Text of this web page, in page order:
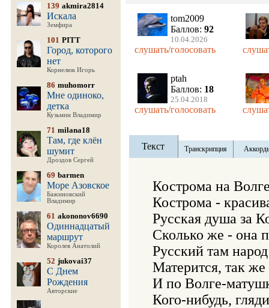
139 akmira2814
Искала
Земфира
101 PITT
Город, которого
нет
Корнелюк Игорь
86 muhomorr
Мне одиноко,
детка
Кузьмин Владимир
71 milana18
Там, где клён
шумит
Дроздов Сергей
69 barmen
Море Азовское
Бажиновский
Владимир
61 akononov6690
Одиннадцатый
маршрут
Королев Анатолий
52 jukovai37
С Днем
Рождения
Авторские
tom2009
Баллов: 92
10.04.2026
слушать/голосовать
ptah
Баллов: 18
25.04.2018
слушать/голосовать
Текст Транскрипция
Кострома на
Кострома -
Русская душа за
Сколько же - она
Русский там
Матерится, так же
И по Волге-
Кого-нибудь,